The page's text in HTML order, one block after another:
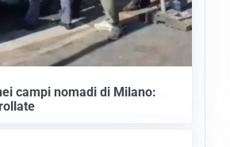
campi nomadi di Milano: